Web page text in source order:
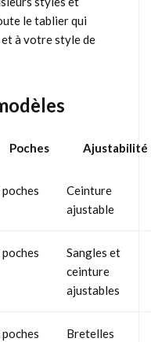
le tablier qui
à votre style de
Poches Ajustabilité
poches
Ceinture
ajustable
poches
Sangles et
ceinture
ajustables
poches
Bretelles